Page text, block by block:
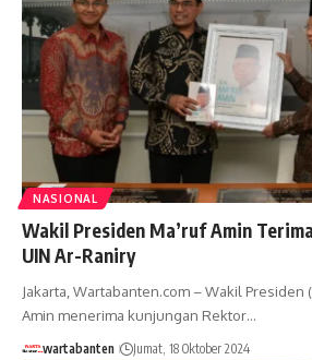
NASIONAL
Wakil Presiden Ma’ruf Amin
UIN Ar-Raniry
Jakarta, Wartabanten.com – Wakil Presiden
Amin menerima kunjungan Rektor…
wartabanten Jumat, 18 Oktober 2024